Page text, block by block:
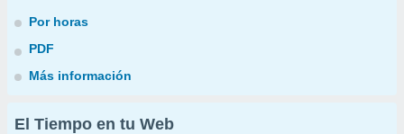
Por horas
PDF
Más información
El Tiempo en tu Web